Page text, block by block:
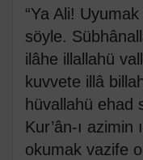
“Ya Ali!
söyle.
ilâhe illallahü
kuvvete illâ
hüvallahü ehad
Kur’ân-ı azimin
okumak vazife